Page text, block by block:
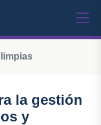
la gestión
y